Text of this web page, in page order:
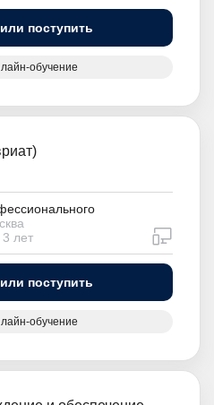
поступить
обучение
лет
поступить
обучение